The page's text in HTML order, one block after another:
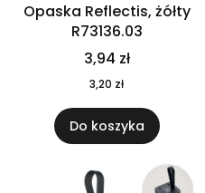
Opaska Reflectis, żółty
R73136.03
3,94 zł
3,20 zł
Do koszyka